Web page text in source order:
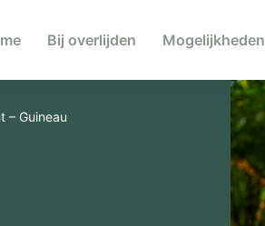
Bij overlijden Mogelijkheden
– Guineau